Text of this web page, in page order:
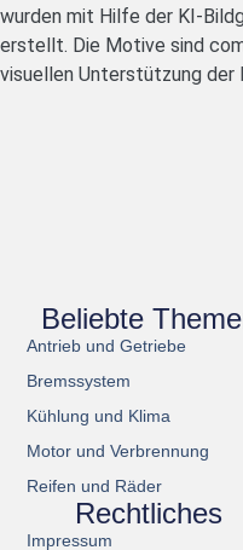
wurden mit Hilfe der KI-
erstellt. Die Motive sind
visuellen Unterstützung der
Beliebte
Antrieb und Getriebe
Bremssystem
Kühlung und Klima
Motor und Verbrennung
Reifen und Räder
Rechtliches
Impressum